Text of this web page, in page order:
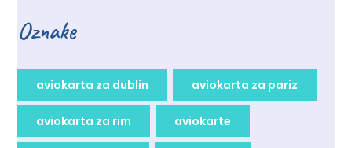
Oznake
aviokarta za dublin aviokarta za pariz
aviokarta za rim aviokarte